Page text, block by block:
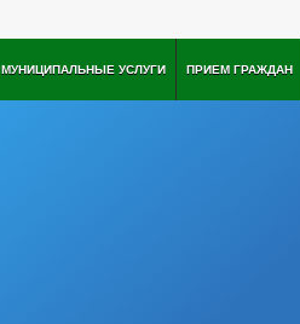
МУНИЦИПАЛЬНЫЕ УСЛУГИ ПРИЕМ ГРАЖДАН